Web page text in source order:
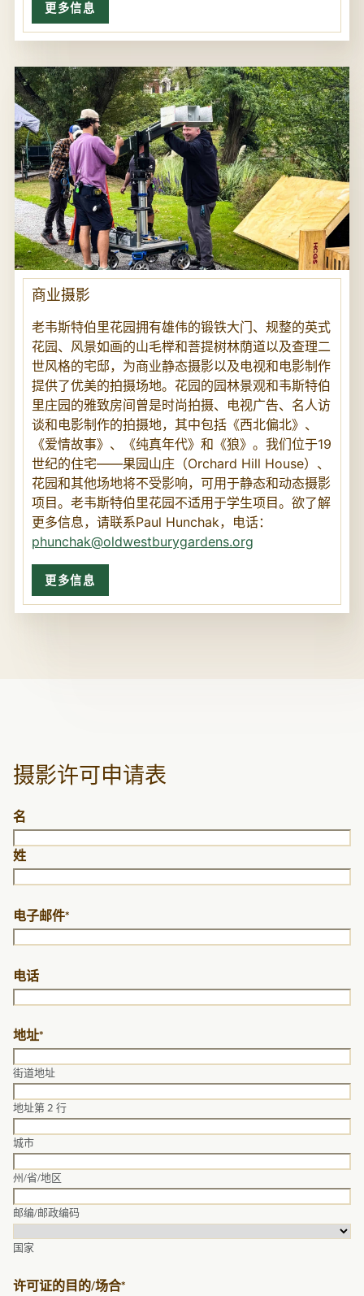
更多信息
商业摄影
老韦斯特伯里花园拥有雄伟的锻铁大门、规整的英式
花园、风景如画的山毛榉和菩提树林荫道以及查理二
世风格的宅邸，为商业静态摄影以及电视和电影制作
提供了优美的拍摄场地。花园的园林景观和韦斯特伯
里庄园的雅致房间曾是时尚拍摄、电视广告、名人访
谈和电影制作的拍摄地，其中包括《西北偏北》、
《爱情故事》、《纯真年代》和《狼》。我们位于19
世纪的住宅——果园山庄（Orchard Hill House）、
花园和其他场地将不受影响，可用于静态和动态摄影
项目。老韦斯特伯里花园不适用于学生项目。欲了解
更多信息，请联系Paul Hunchak，电话：
phunchak@oldwestburygardens.org
更多信息
摄影许可申请表
姓
名
名
姓
电子邮件*
电话
地址*
街道地址
地址第 2 行
城市
州/省/地区
邮编/邮政编码
国家
许可证的目的/场合*